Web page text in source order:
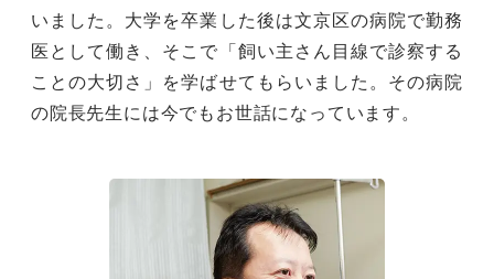
いました。大学を卒業した後は文京区の病院で勤務
医として働き、そこで「飼い主さん目線で診察する
ことの大切さ」を学ばせてもらいました。その病院
の院長先生には今でもお世話になっています。